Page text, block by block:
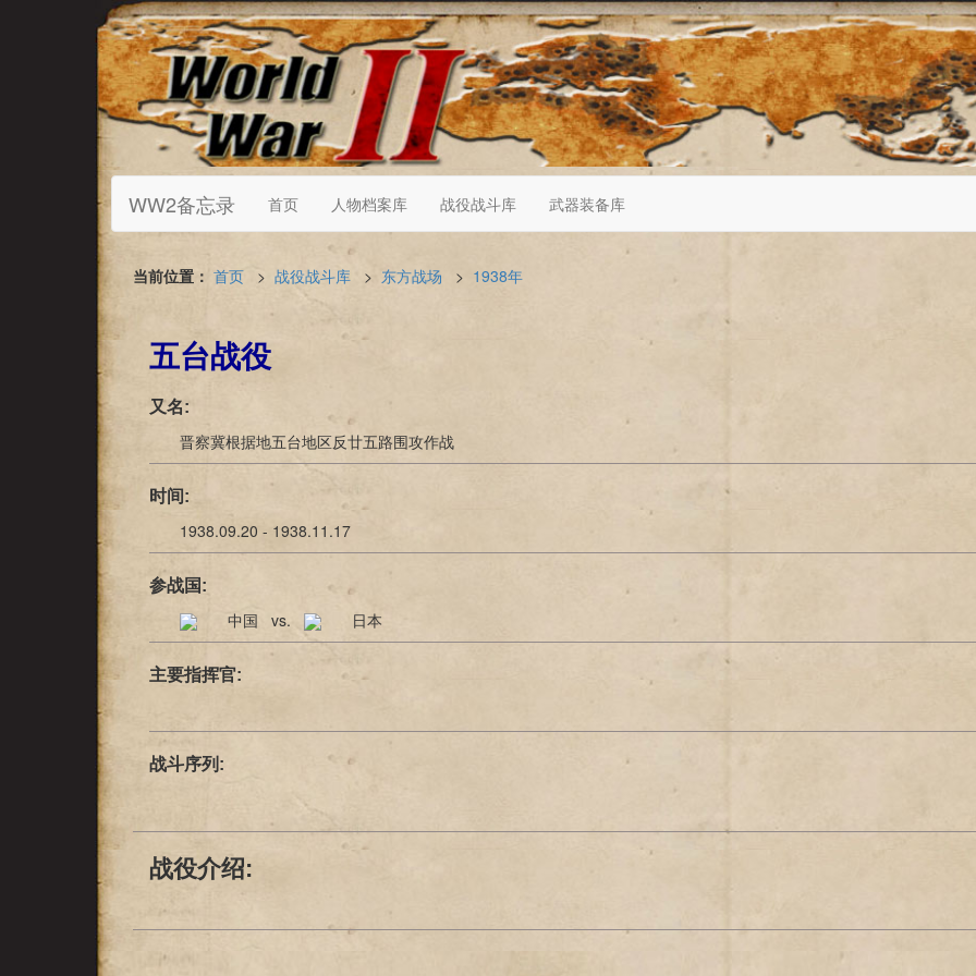
WW2备忘录 首页 人物档案库 战役战斗库 武器装备库
当前位置： 首页 > 战役战斗库 > 东方战场 > 1938年
五台战役
又名:
晋察冀根据地五台地区反廿五路围攻作战
时间:
1938.09.20 - 1938.11.17
参战国:
中国 vs. 日本
主要指挥官:
战斗序列:
战役介绍: